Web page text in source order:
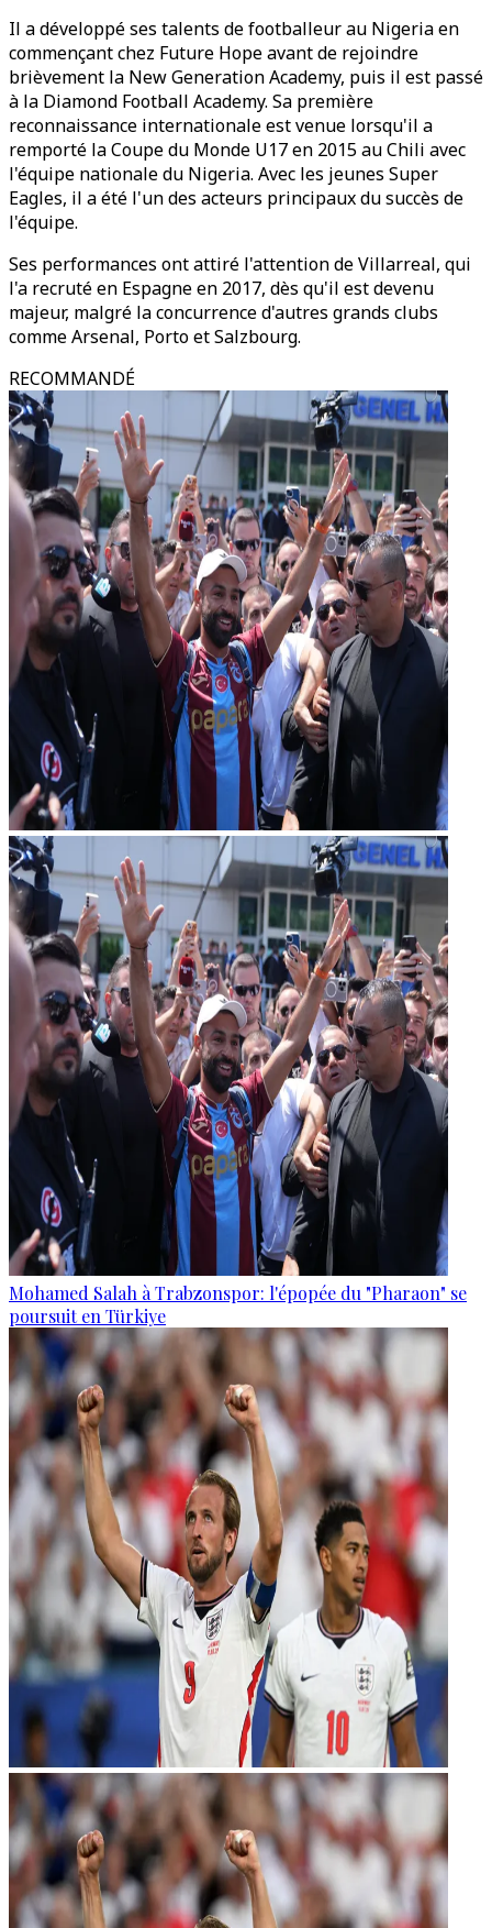
Il a développé ses talents de footballeur au Nigeria en
commençant chez Future Hope avant de rejoindre
brièvement la New Generation Academy, puis il est passé
à la Diamond Football Academy. Sa première
reconnaissance internationale est venue lorsqu'il a
remporté la Coupe du Monde U17 en 2015 au Chili avec
l'équipe nationale du Nigeria. Avec les jeunes Super
Eagles, il a été l'un des acteurs principaux du succès de
l'équipe.
Ses performances ont attiré l'attention de Villarreal, qui
l'a recruté en Espagne en 2017, dès qu'il est devenu
majeur, malgré la concurrence d'autres grands clubs
comme Arsenal, Porto et Salzbourg.
RECOMMANDÉ
Mohamed Salah à Trabzonspor: l'épopée du "Pharaon" se
poursuit en Türkiye